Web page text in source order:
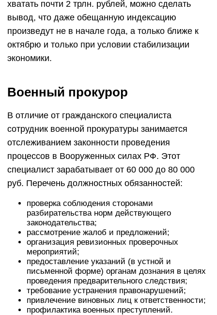
хватать почти 2 трлн. рублей, можно сделать
вывод, что даже обещанную индексацию
произведут не в начале года, а только ближе к
октябрю и только при условии стабилизации
экономики.
Военный прокурор
В отличие от гражданского специалиста
сотрудник военной прокуратуры занимается
отслеживанием законности проведения
процессов в Вооруженных силах РФ. Этот
специалист зарабатывает от 60 000 до 80 000
руб. Перечень должностных обязанностей:
проверка соблюдения сторонами
разбирательства норм действующего
законодательства;
рассмотрение жалоб и предложений;
организация ревизионных проверочных
мероприятий;
предоставление указаний (в устной и
письменной форме) органам дознания в целях
проведения предварительного следствия;
требование устранения правонарушений;
привлечение виновных лиц к ответственности;
профилактика военных преступлений.